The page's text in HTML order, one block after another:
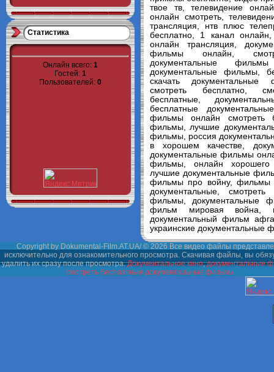
Статистика
Онлайн всего: 1
Гостей: 1
Пользователей: 0
твое тв, телевидение
онлайн смотреть,
трансляция, нтв плюс
бесплатно, 1 канал
онлайн трансляция,
фильмы онлайн,
документальные
документальные фильмы,
скачать
смотреть бесплатно,
бесплатные,
бесплатные
фильмы онлайн смотреть
фильмы, лучшие
фильмы, россия
в хорошем качестве,
документальные фильмы
фильмы, онлайн хорошего
лучшие документальные
фильмы про войну, фильмы
документальные,
фильмы, документальные
фильм мировая война,
документальный фильм
украинские документальные
Copyright by Dokumental-Film.AT.UA/ © 2026 Все видео файлы
исключительно для ознакомительного просмотра. Скачивая файлы, вы
удалить их сразу после просмотра.Документальное кино,документальные
смотреть бесплатные документальные фильмы